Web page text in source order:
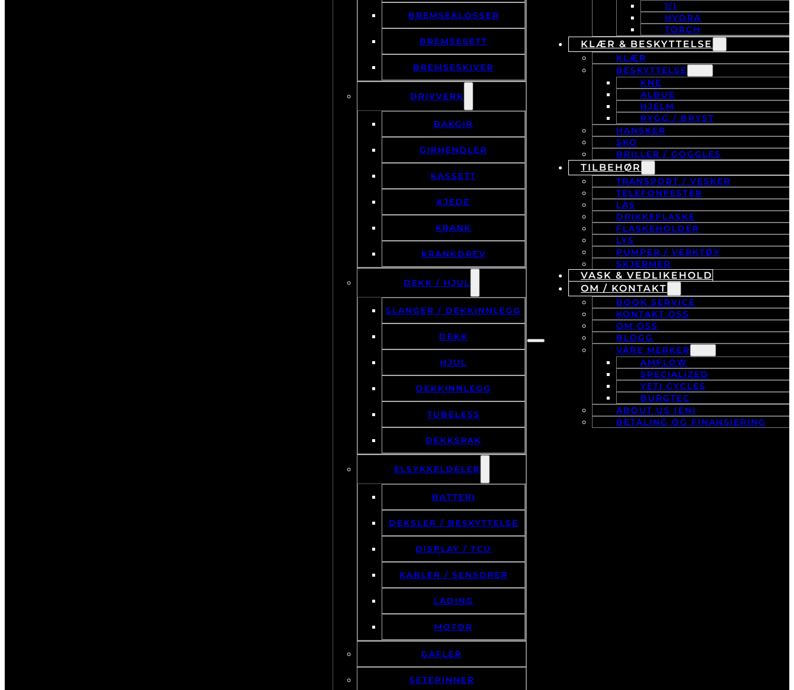
BREMSEKLOSSER
BREMSESETT
BREMSESKIVER
DRIVVERK
BAKGIR
GIRHENDLER
KASSETT
KJEDE
KRANK
KRANKDREV
DEKK / HJUL
SLANGER / DEKKINNLEGG
DEKK
HJUL
DEKKINNLEGG
TUBELESS
DEKKSPAK
ELSYKKELDELER
BATTERI
DEKSLER / BESKYTTELSE
DISPLAY / TCU
KABLER / SENSORER
LADING
MOTOR
GAFLER
SETEPINNER
1/1
HYDRA
TORCH
KLÆR & BESKYTTELSE
KLÆR
BESKYTTELSE
KNE
ALBUE
HJELM
RYGG / BRYST
HANSKER
SKO
BRILLER / GOGGLES
TILBEHØR
TRANSPORT / VESKER
TELEFONFESTER
LÅS
DRIKKEFLASKE
FLASKEHOLDER
LYS
PUMPER / VERKTØY
SKJERMER
VASK & VEDLIKEHOLD
OM / KONTAKT
BOOK SERVICE
KONTAKT OSS
OM OSS
BLOGG
VÅRE MERKER
AMFLOW
SPECIALIZED
YETI CYCLES
BURGTEC
ABOUT US (EN)
BETALING OG FINANSIERING